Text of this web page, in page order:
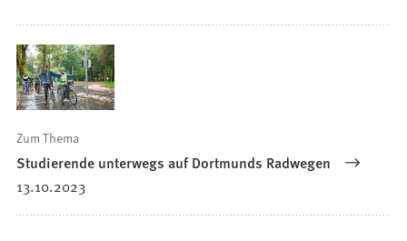
Zum Thema
Studierende unterwegs auf Dortmunds Radwegen
13.10.2023